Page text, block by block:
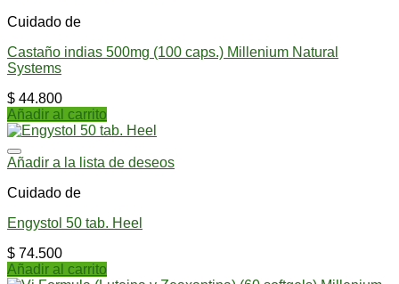
Cuidado de
Castaño indias 500mg (100 caps.) Millenium Natural
Systems
$ 44.800
Añadir al carrito
Añadir a la lista de deseos
Cuidado de
Engystol 50 tab. Heel
$ 74.500
Añadir al carrito